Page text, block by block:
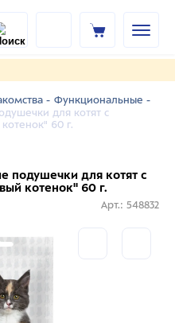
- Функциональные -
для котят с
60 г.
подушечки для котят с
котенок" 60 г.
Арт.: 548832